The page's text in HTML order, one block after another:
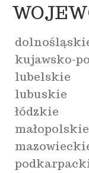
kujawsko-
lubelskie
lubuskie
łódzkie
małopolskie